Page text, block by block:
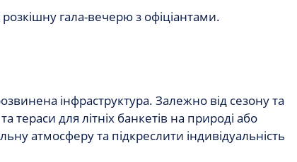
гала-вечерю з офіціантами.
інфраструктура. Залежно від сезону та
для літніх банкетів на природі або
атмосферу та підкреслити індивідуальність